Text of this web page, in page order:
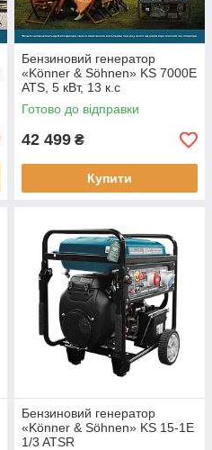
Бензиновий генератор
«Könner & Söhnen» KS 7000E
ATS, 5 кВт, 13 к.с
Готово до відправки
42 499 ₴
Купити
Бензиновий генератор
«Könner & Söhnen» KS 15-1E
1/3 ATSR